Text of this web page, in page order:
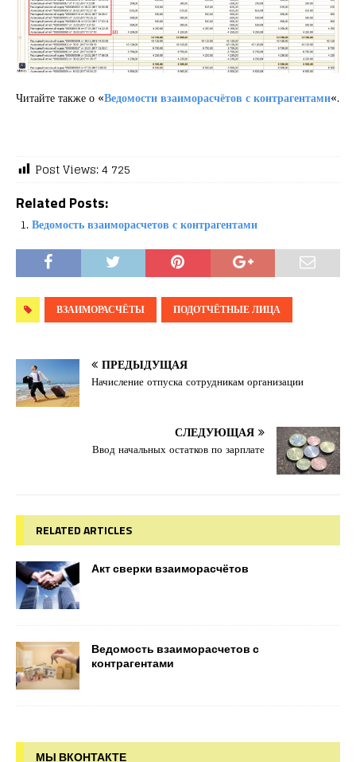
Читайте также о «Ведомости взаиморасчётов с контрагентами«.
Post Views:4 725
Related Posts:
Ведомость взаиморасчетов с контрагентами
ВЗАИМОРАСЧЁТЫ ПОДОТЧЁТНЫЕ ЛИЦА
ПРЕДЫДУЩАЯ
Начисление отпуска сотрудникам организации
СЛЕДУЮЩАЯ
Ввод начальных остатков по зарплате
RELATED ARTICLES
Акт сверки взаиморасчётов
Ведомость взаиморасчетов с
контрагентами
МЫ ВКОНТАКТЕ